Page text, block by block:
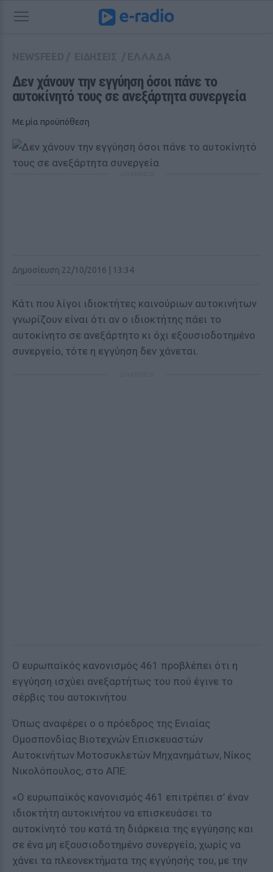
Δεν χάνουν την εγγύηση όσοι πάνε το
αυτοκίνητό τους σε ανεξάρτητα συνεργεία
Με μία προϋπόθεση
Δημοσίευση 22/10/2016 | 13:34
Κάτι που λίγοι ιδιοκτήτες καινούριων αυτοκινήτων
γνωρίζουν είναι ότι αν ο ιδιοκτήτης πάει το
αυτοκίνητο σε ανεξάρτητο κι όχι εξουσιοδοτημένο
συνεργείο, τότε η εγγύηση δεν χάνεται.
Ο ευρωπαϊκός κανονισμός 461 προβλέπει ότι η
εγγύηση ισχύει ανεξαρτήτως του πού έγινε το
σέρβις του αυτοκινήτου.
Όπως αναφέρει ο ο πρόεδρος της Ενιαίας
Ομοσπονδίας Βιοτεχνών Επισκευαστών
Αυτοκινήτων Μοτοσυκλετών Μηχανημάτων, Νίκος
Νικολόπουλος, στο ΑΠΕ:
«Ο ευρωπαϊκός κανονισμός 461 επιτρέπει σ’ έναν
ιδιοκτήτη αυτοκινήτου να επισκευάσει το
αυτοκίνητό του κατά τη διάρκεια της εγγύησης και
σε ένα μη εξουσιοδοτημένο συνεργείο, χωρίς να
χάνει τα πλεονεκτήματα της εγγύησής του, με την